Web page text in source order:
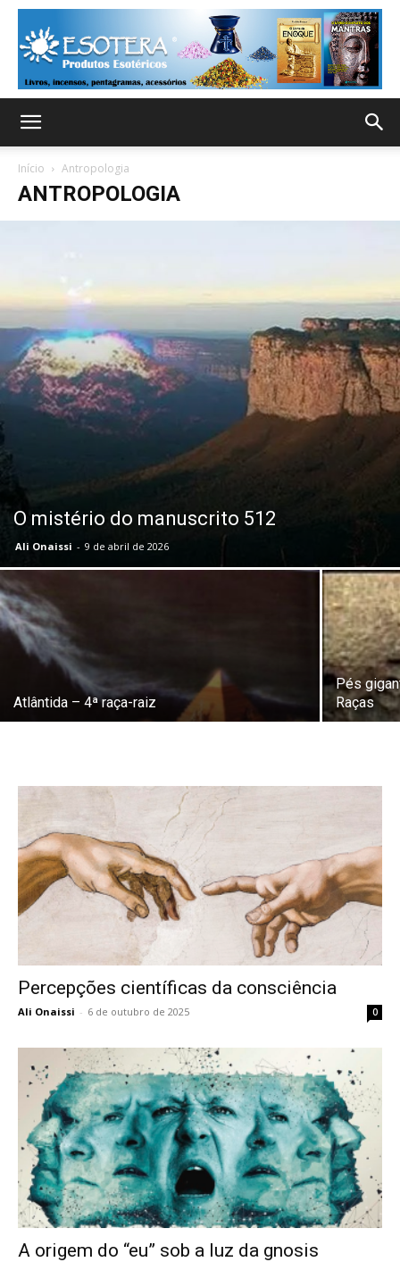
Início Antropologia
ANTROPOLOGIA
O mistério do manuscrito 512
Ali Onaissi - 9 de abril de 2026
Atlântida – 4ª raça-raiz
Pés
Raças
Percepções científicas da consciência
Ali Onaissi - 6 de outubro de 2025 0
A origem do “eu” sob a luz da gnosis